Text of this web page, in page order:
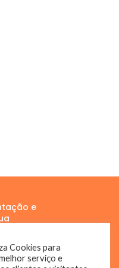
e
Cookies para
serviço e